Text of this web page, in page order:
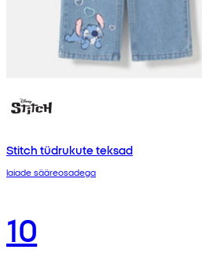
Stitch tüdrukute teksad
laiade sääreosadega
10